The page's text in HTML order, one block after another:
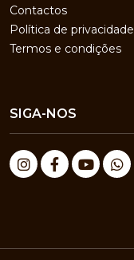
Contactos
Política de privacidade
Termos e condições
SIGA-NOS